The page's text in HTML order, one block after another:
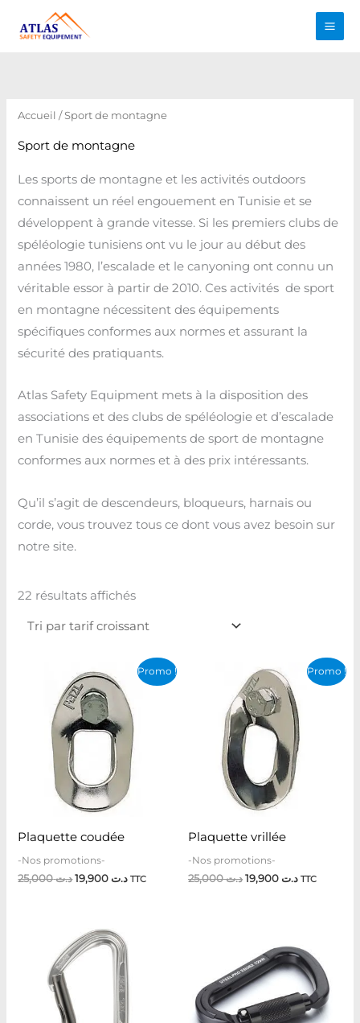
Accueil / Sport de montagne
Sport de montagne
Les sports de montagne et les activités outdoors
connaissent un réel engouement en Tunisie et se
développent à grande vitesse. Si les premiers clubs de
spéléologie tunisiens ont vu le jour au début des
années 1980, l’escalade et le canyoning ont connu un
véritable essor à partir de 2010. Ces activités de sport
en montagne nécessitent des équipements
spécifiques conformes aux normes et assurant la
sécurité des pratiquants.
Atlas Safety Equipment mets à la disposition des
associations et des clubs de spéléologie et d’escalade
en Tunisie des équipements de sport de montagne
conformes aux normes et à des prix intéressants.
Qu’il s’agit de descendeurs, bloqueurs, harnais ou
corde, vous trouvez tous ce dont vous avez besoin sur
notre site.
22 résultats affichés
Promo !
Plaquette coudée
-Nos promotions-
د.ت25,000
prix
initial
était :
د.ت19,900
Le
prix
est :
TTC
Promo !
Plaquette vrillée
-Nos promotions-
د.ت25,000
Le
prix
initial
était :
د.ت 25,000.
د.ت
Le
prix
est :
TTC